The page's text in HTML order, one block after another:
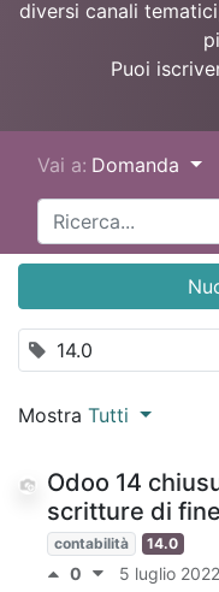
diversi canali
Puoi
Vai a: Domanda
14.0
Mostra Tutti
Odoo 14
scritture di
contabilità 14.0
0 5 luglio 2022